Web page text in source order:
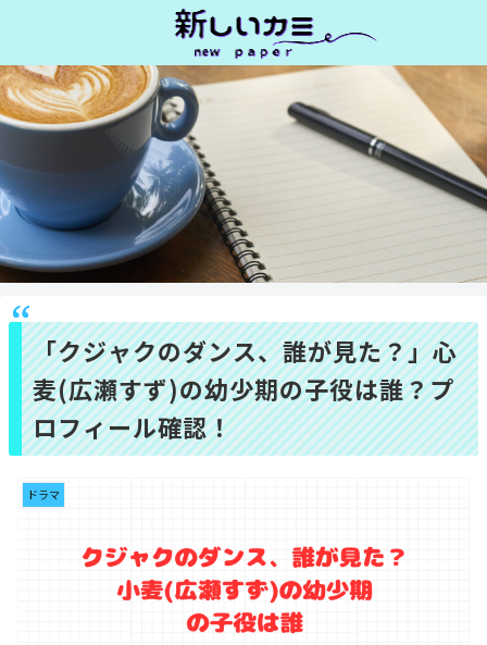
「クジャクのダンス、誰が見た？」心
麦(広瀬すず)の幼少期の子役は誰？プ
ロフィール確認！
ドラマ